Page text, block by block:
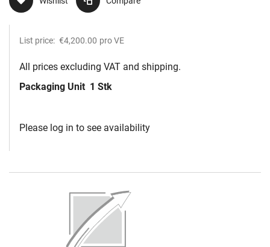
List price: €4,200.00 pro VE
All prices excluding VAT and shipping.
Packaging Unit 1 Stk
Please log in to see availability